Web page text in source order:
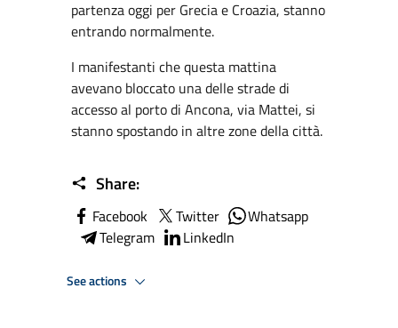
partenza oggi per Grecia e Croazia, stanno
entrando normalmente.
I manifestanti che questa mattina
avevano bloccato una delle strade di
accesso al porto di Ancona, via Mattei, si
stanno spostando in altre zone della città.
Share:
Facebook Twitter
Whatsapp
Telegram
LinkedIn
See actions